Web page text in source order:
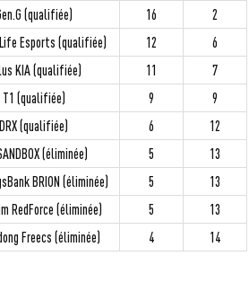
(qualifiée) 16
2
Esports (qualifiée) 12
6
KIA (qualifiée) 11
7
T1 (qualifiée) 9
9
DRX (qualifiée) 6
12
(éliminée) 5
13
BRION (éliminée) 5
13
RedForce (éliminée) 5
13
Freecs (éliminée) 4 14